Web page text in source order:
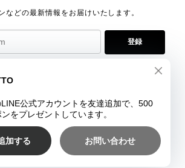
などの最新情報をお届けいたします。
登録